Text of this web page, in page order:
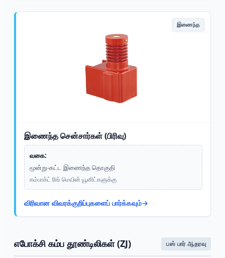
இணைந்த
இணைந்த சென்சார்கள் (பிரிவு)
வகை:
மூன்று-கட்ட இணைந்த தொகுதி
கம்பாக்ட் ரிங் மெயின் யூனிட்களுக்கு
விரிவான விவரக்குறிப்புகளைப் பார்க்கவும்
எபோக்சி கம்ப தூண்டிலிகள் (ZJ) பஸ் பார் ஆதரவு